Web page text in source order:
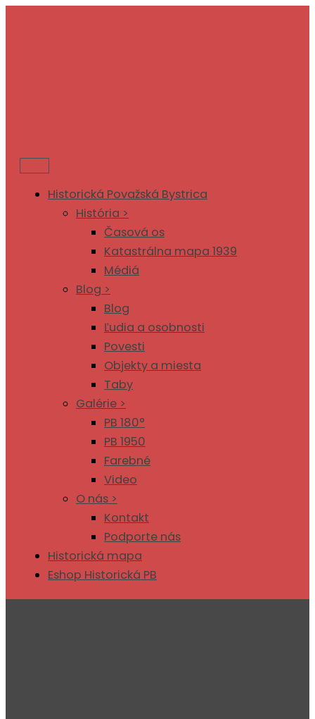
Historická Považská Bystrica
História >
Časová os
Katastrálna mapa 1939
Médiá
Blog >
Blog
Ľudia a osobnosti
Povesti
Objekty a miesta
Taby
Galérie >
PB 180°
PB 1950
Farebné
Video
O nás >
Kontakt
Podporte nás
Historická mapa
Eshop Historická PB